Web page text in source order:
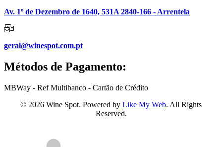
Av. 1º de Dezembro de 1640, 531A 2840-166 - Arrentela
geral@winespot.com.pt
Métodos de Pagamento:
MBWay - Ref Multibanco - Cartão de Crédito
© 2026 Wine Spot. Powered by Like My Web. All Rights
Reserved.